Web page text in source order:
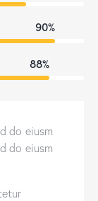
90%
88%
do eiusm
do eiusm